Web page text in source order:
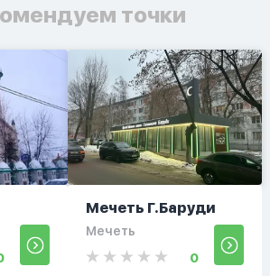
точки
Мечеть Г.Баруди
Мечеть
0